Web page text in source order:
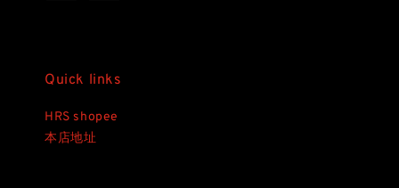
Quick links
HRS shopee
本店地址